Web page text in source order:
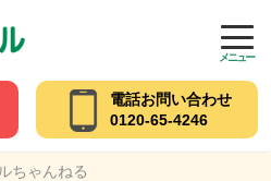
メニュー
電話お問い合わせ
0120-65-4246
ちゃんねる